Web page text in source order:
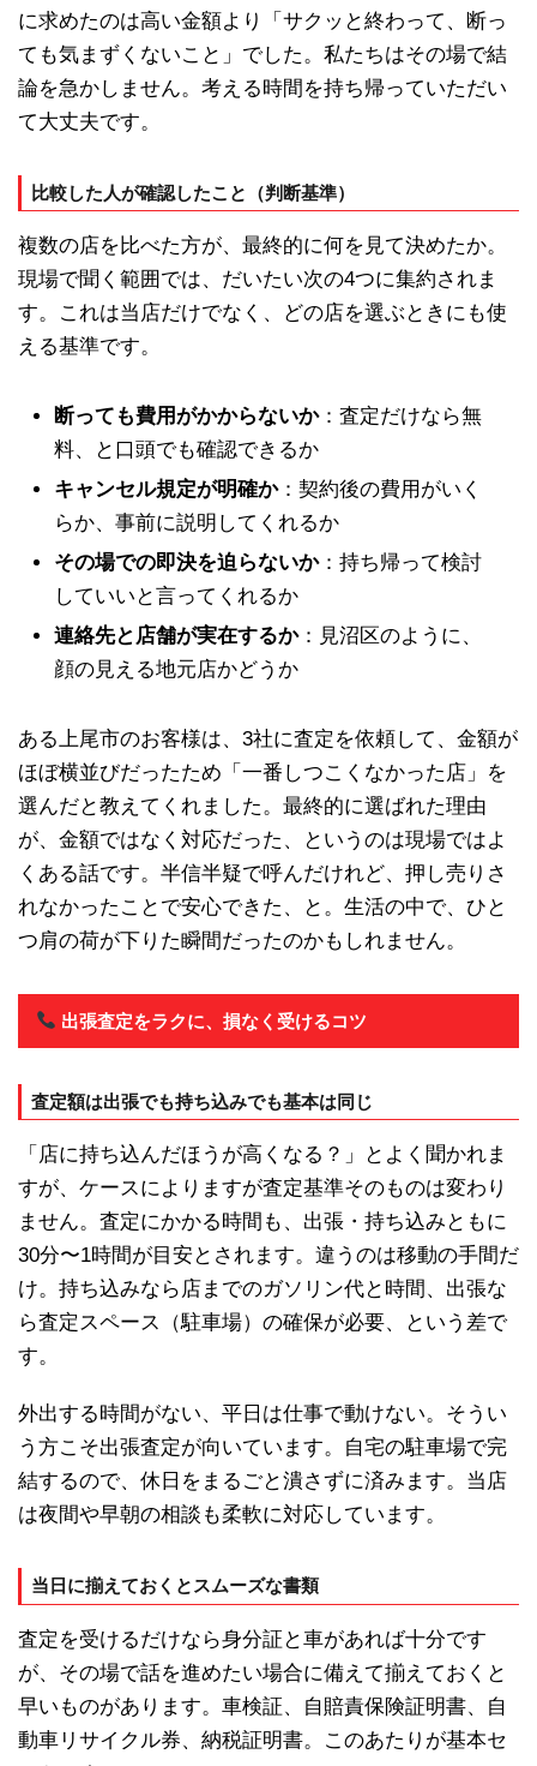
に求めたのは高い金額より「サクッと終わって、断っ
ても気まずくないこと」でした。私たちはその場で結
論を急かしません。考える時間を持ち帰っていただい
て大丈夫です。
比較した人が確認したこと（判断基準）
複数の店を比べた方が、最終的に何を見て決めたか。
現場で聞く範囲では、だいたい次の4つに集約されま
す。これは当店だけでなく、どの店を選ぶときにも使
える基準です。
断っても費用がかからないか：査定だけなら無
料、と口頭でも確認できるか
キャンセル規定が明確か：契約後の費用がいく
らか、事前に説明してくれるか
その場での即決を迫らないか：持ち帰って検討
していいと言ってくれるか
連絡先と店舗が実在するか：見沼区のように、
顔の見える地元店かどうか
ある上尾市のお客様は、3社に査定を依頼して、金額が
ほぼ横並びだったため「一番しつこくなかった店」を
選んだと教えてくれました。最終的に選ばれた理由
が、金額ではなく対応だった、というのは現場ではよ
くある話です。半信半疑で呼んだけれど、押し売りさ
れなかったことで安心できた、と。生活の中で、ひと
つ肩の荷が下りた瞬間だったのかもしれません。
出張査定をラクに、損なく受けるコツ
査定額は出張でも持ち込みでも基本は同じ
「店に持ち込んだほうが高くなる？」とよく聞かれま
すが、ケースによりますが査定基準そのものは変わり
ません。査定にかかる時間も、出張・持ち込みともに
30分〜1時間が目安とされます。違うのは移動の手間だ
け。持ち込みなら店までのガソリン代と時間、出張な
ら査定スペース（駐車場）の確保が必要、という差で
す。
外出する時間がない、平日は仕事で動けない。そうい
う方こそ出張査定が向いています。自宅の駐車場で完
結するので、休日をまるごと潰さずに済みます。当店
は夜間や早朝の相談も柔軟に対応しています。
当日に揃えておくとスムーズな書類
査定を受けるだけなら身分証と車があれば十分です
が、その場で話を進めたい場合に備えて揃えておくと
早いものがあります。車検証、自賠責保険証明書、自
動車リサイクル券、納税証明書。このあたりが基本セ